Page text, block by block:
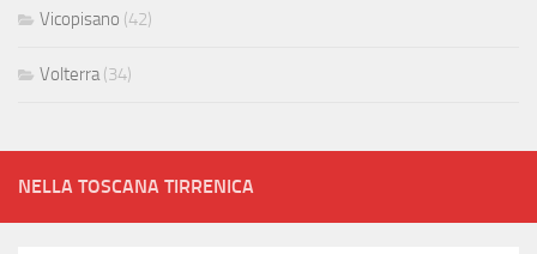
Vicopisano (42)
Volterra (34)
NELLA TOSCANA TIRRENICA